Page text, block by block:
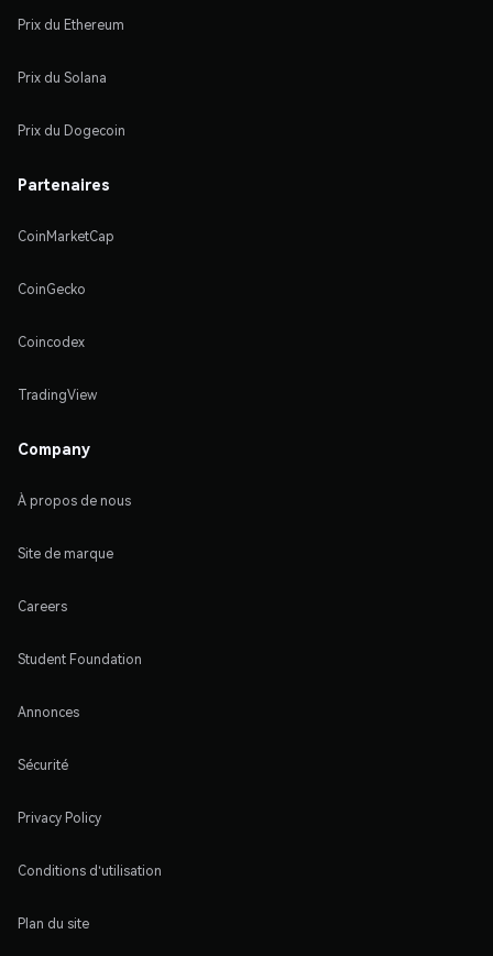
Prix du Ethereum
Prix du Solana
Prix du Dogecoin
Partenaires
CoinMarketCap
CoinGecko
Coincodex
TradingView
Company
À propos de nous
Site de marque
Careers
Student Foundation
Annonces
Sécurité
Privacy Policy
Conditions d'utilisation
Plan du site